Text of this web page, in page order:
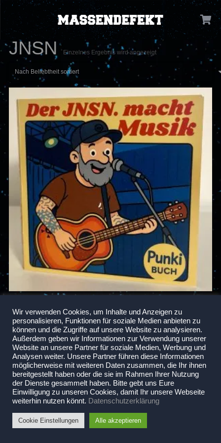
JNSN Einzelnes Ergebnis wird angezeigt
€8,00
Enthält 19% MwSt.
zzgl.
Versand
Bei Lieferungen in Nicht-EU-Länder können zusätzliche Zölle, Steuern und Gebühren
anfallen.
IN DEN WARENKORB
Wir verwenden Cookies, um Inhalte und Anzeigen zu
personalisieren, Funktionen für soziale Medien anbieten zu
können und die Zugriffe auf unsere Website zu analysieren.
Außerdem geben wir Informationen zur Verwendung unserer
Website an unsere Partner für soziale Medien, Werbung und
Analysen weiter. Unsere Partner führen diese Informationen
möglicherweise mit weiteren Daten zusammen, die Ihr ihnen
bereitgestellt haben oder die sie im Rahmen Ihrer Nutzung
der Dienste gesammelt haben. Bitte gebt uns Eure
Einwilligung zu unseren Cookies, damit Ihr unsere Webseite
weiterhin nutzen könnt. Datenschutzerklärung
Cookie Einstellungen Alle akzeptieren